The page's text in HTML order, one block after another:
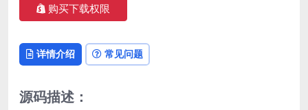
购买下载权限
详情介绍 常见问题
源码描述：